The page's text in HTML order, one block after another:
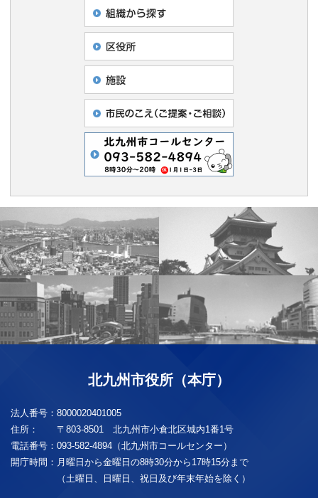
北九州市役所（本庁）
法人番号： 8000020401005
住所：
〒803-8501 北九州市小倉北区城内1番1号
電話番号： 093-582-4894（北九州市コールセンター）
開庁時間： 月曜日から金曜日の8時30分から17時15分まで
（土曜日、日曜日、祝日及び年末年始を除く）